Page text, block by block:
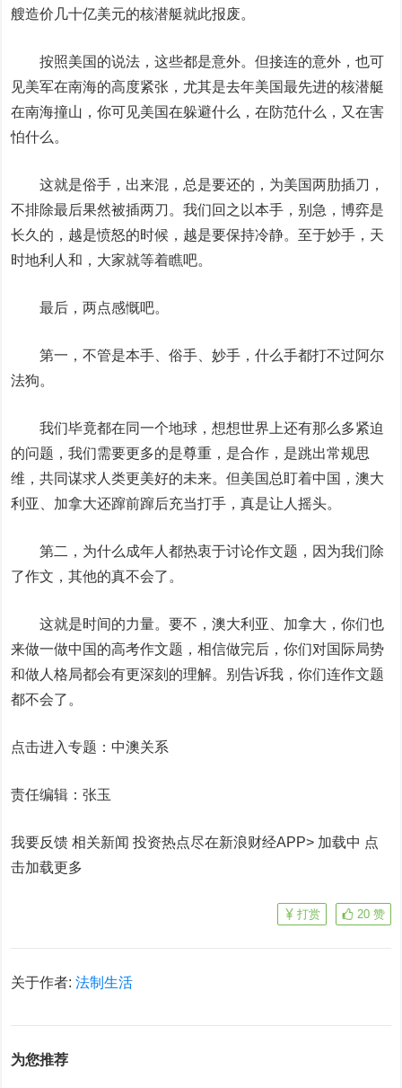
艘造价几十亿美元的核潜艇就此报废。
按照美国的说法，这些都是意外。但接连的意外，也可
见美军在南海的高度紧张，尤其是去年美国最先进的核潜艇
在南海撞山，你可见美国在躲避什么，在防范什么，又在害
怕什么。
这就是俗手，出来混，总是要还的，为美国两肋插刀，
不排除最后果然被插两刀。我们回之以本手，别急，博弈是
长久的，越是愤怒的时候，越是要保持冷静。至于妙手，天
时地利人和，大家就等着瞧吧。
最后，两点感慨吧。
第一，不管是本手、俗手、妙手，什么手都打不过阿尔
法狗。
我们毕竟都在同一个地球，想想世界上还有那么多紧迫
的问题，我们需要更多的是尊重，是合作，是跳出常规思
维，共同谋求人类更美好的未来。但美国总盯着中国，澳大
利亚、加拿大还蹿前蹿后充当打手，真是让人摇头。
第二，为什么成年人都热衷于讨论作文题，因为我们除
了作文，其他的真不会了。
这就是时间的力量。要不，澳大利亚、加拿大，你们也
来做一做中国的高考作文题，相信做完后，你们对国际局势
和做人格局都会有更深刻的理解。别告诉我，你们连作文题
都不会了。
点击进入专题：中澳关系
责任编辑：张玉
我要反馈 相关新闻投资热点尽在新浪财经APP> 加载中 点
击加载更多
20 赞
打赏
关于作者:法制生活
为您推荐